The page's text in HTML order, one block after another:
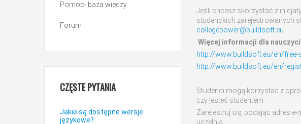
Jeśli chcesz skorzystać z
studenckich zarejestrowanych
collegepower@buildsoft.eu
Więcej informacji dla
http://www.buildsoft.eu/en/
http://www.buildsoft.eu/en/
Studenci mogą korzystać z
czy jesteś studentem.
Zarejestruj się, podając adres
uczelnią.
Pomoc- baza wiedzy
Forum
CZĘSTEPYTANIA
Jakie są dostępne wersje
językowe?